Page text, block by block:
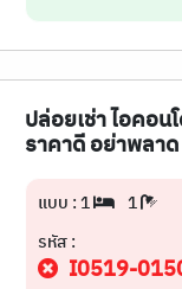
ปล่อยเช่า ไอคอ
ราคาดี อย่าพลา
แบบ : 1 1
รหัส :
I0519-